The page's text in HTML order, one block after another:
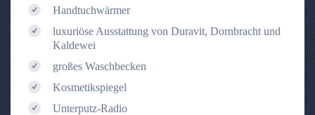
Handtuchwärmer
luxuriöse Ausstattung von Duravit, Dornbracht und
Kaldewei
großes Waschbecken
Kosmetikspiegel
Unterputz-Radio